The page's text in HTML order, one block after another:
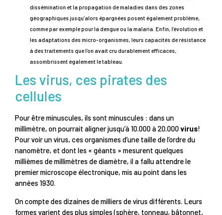
dissémination et la propagation de maladies dans des zones
géographiques jusqu’alors épargnées posent également problème,
comme par exemple pour la dengue ou la malaria. Enfin, l’évolution et
les adaptations des micro-organismes, leurs capacités de résistance
à des traitements que l’on avait cru durablement efficaces,
assombrissent également le tableau.
Les virus, ces pirates des
cellules
Pour être minuscules, ils sont minuscules : dans un
millimètre, on pourrait aligner jusqu’à 10.000 à 20.000virus!
Pour voir un virus, ces organismes d’une taille de l’ordre du
nanomètre, et dont les « géants » mesurent quelques
millièmes de millimètres de diamètre, il a fallu attendre le
premier microscope électronique, mis au point dans les
années 1930.
On compte des dizaines de milliers de virus différents. Leurs
formes varient des plus simples (sphère, tonneau, bâtonnet,